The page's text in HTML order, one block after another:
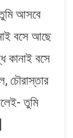
আসবে
বসে আছে
কানাই বসে
চৌরাস্তার
তুমি